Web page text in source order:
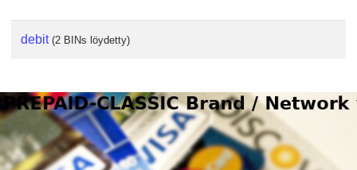
debit (2 BINs löydetty)